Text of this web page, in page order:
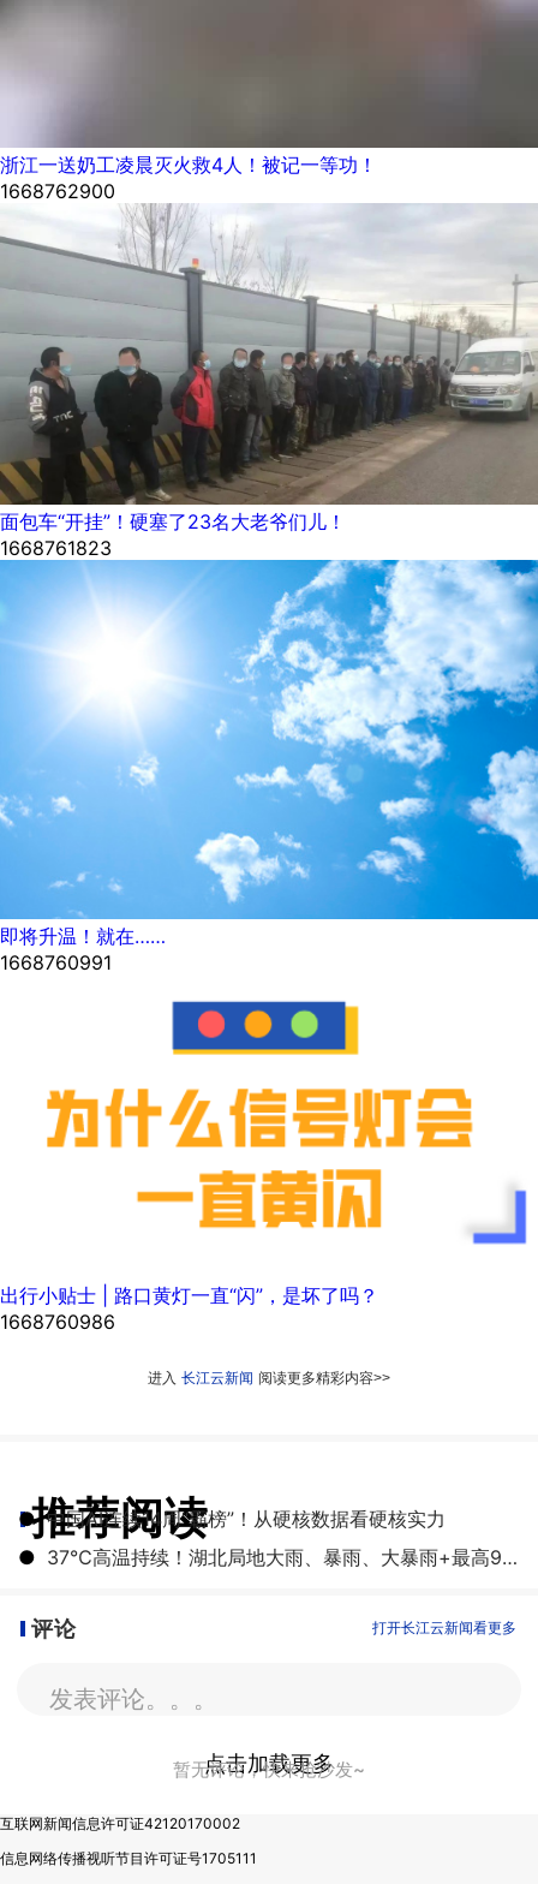
浙江一送奶工凌晨灭火救4人！被记一等功！
1668762900
面包车“开挂”！硬塞了23名大老爷们儿！
1668761823
即将升温！就在……
1668760991
出行小贴士 | 路口黄灯一直“闪”，是坏了吗？
1668760986
进入 长江云新闻 阅读更多精彩内容>>
推荐阅读
● 中国AI连续14周“霸榜”！从硬核数据看硬核实力
●
37℃高温持续！湖北局地大雨、暴雨、大暴雨+最高9级雷暴大风
评论 打开长江云新闻看更多
发表评论。。。
暂无评论，快来抢沙发~
点击加载更多
互联网新闻信息许可证42120170002
信息网络传播视听节目许可证号1705111